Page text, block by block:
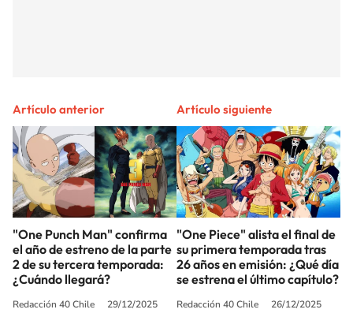
Artículo anterior
"One Punch Man" confirma
el año de estreno de la parte
2 de su tercera temporada:
¿Cuándo llegará?
Redacción 40 Chile 29/12/2025
Artículo siguiente
"One Piece" alista el final de
su primera temporada tras
26 años en emisión: ¿Qué día
se estrena el último capítulo?
Redacción 40 Chile 26/12/2025